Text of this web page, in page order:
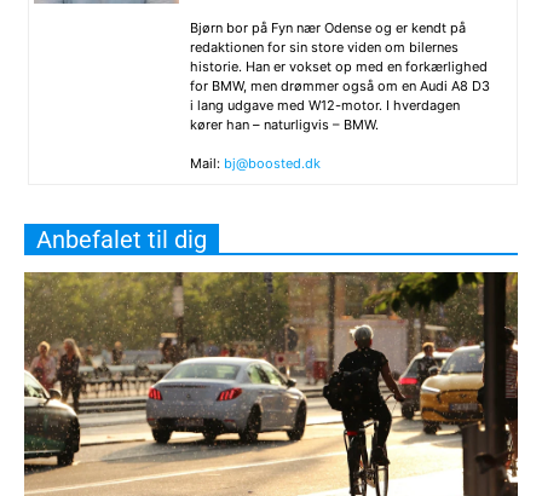
Bjørn bor på Fyn nær Odense og er kendt på
redaktionen for sin store viden om bilernes
historie. Han er vokset op med en forkærlighed
for BMW, men drømmer også om en Audi A8 D3
i lang udgave med W12-motor. I hverdagen
kører han – naturligvis – BMW.
Mail: bj@boosted.dk